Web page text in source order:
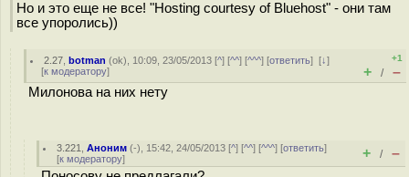
Но и это еще не все! "Hosting courtesy of Bluehost" - они там
все упоролись))
2.27 ,botman (ok), 10:09, 23/05/2013 [^] [^^] [^^^] [ответить][↓]
[к модератору]
+1
+ / –
Милонова на них нету
3.221 ,Аноним (-), 15:42, 24/05/2013 [^] [^^] [^^^] [ответить]
[к модератору] + / –